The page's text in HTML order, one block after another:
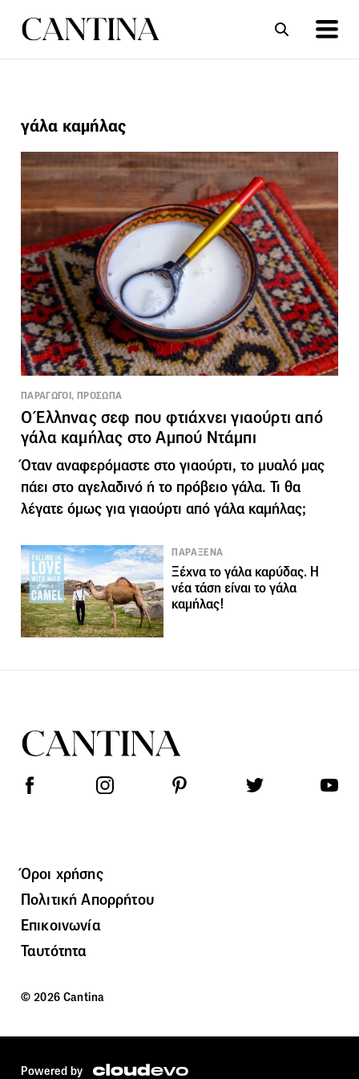
ΣΥΝΤΑΓΕΣ
γάλα καμήλας
ΠΑΡΑΓΩΓΟΙ, ΠΡΟΣΩΠΑ
O Έλληνας σεφ που φτιάχνει γιαούρτι από
γάλα καμήλας στο Αμπού Ντάμπι
Όταν αναφερόμαστε στο γιαούρτι, το μυαλό μας
πάει στο αγελαδινό ή το πρόβειο γάλα. Τι θα
λέγατε όμως για γιαούρτι από γάλα καμήλας;
ΠΑΡΑΞΕΝΑ
Ξέχνα το γάλα καρύδας. Η
νέα τάση είναι το γάλα
καμήλας!
Όροι χρήσης
Πολιτική Απορρήτου
Επικοινωνία
Ταυτότητα
© 2026 Cantina
Powered by